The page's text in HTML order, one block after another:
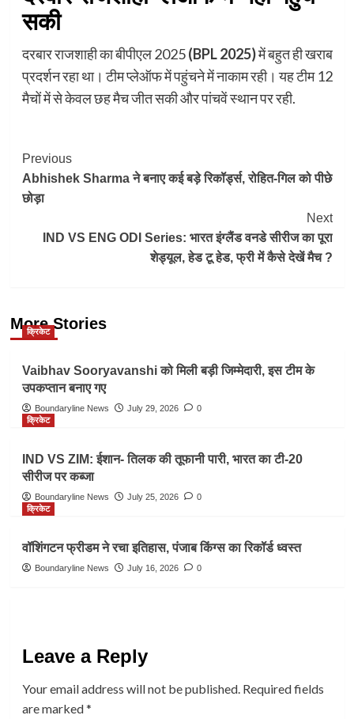
सकी
दरबार राजशाही का बीपीएल 2025(BPL 2025)में बहुत ही खराब
प्रदर्शन रहा था। टीम प्लेऑफ में पहुंचने में नाकाम रही। यह टीम 12
मैचों में से केवल छह मैच जीत सकी और पांचवें स्थान पर रही.
Post
Navigation
Previous
Abhishek Sharma ने बनाए कई बड़े रिकॉर्ड्स, रोहित-गिल को पीछे
छोड़ा
Next
IND VS ENG ODI Series: भारत इंग्लैंड वनडे सीरीज का पूरा
शेड्यूल, हेड टू हेड, फ्री में कैसे देखें मैच ?
More Stories
क्रिकेट
Vaibhav Sooryavanshi को मिली बड़ी जिम्मेदारी, इस टीम के
उपकप्तान बनाए गए
Boundaryline News July 29, 2026
0
क्रिकेट
IND VS ZIM: ईशान- तिलक की तूफानी पारी, भारत का टी-20
सीरीज पर कब्जा
Boundaryline News July 25, 2026
0
क्रिकेट
वॉशिंगटन फ्रीडम ने रचा इतिहास, पंजाब किंग्स का रिकॉर्ड ध्वस्त
Boundaryline News July 16, 2026 0
Leave a Reply
Your email address will not be published. Required fields
are marked*